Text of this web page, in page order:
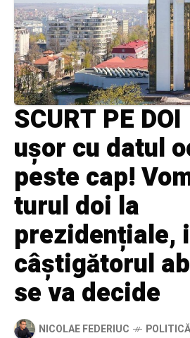
SCURT PE
ușor cu datul
peste cap!
turul doi la
prezidențiale,
câștigătorul
se va decide
NICOLAE FEDERIUC POLITICĂ